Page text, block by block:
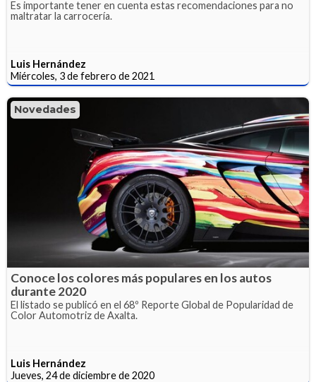
Es importante tener en cuenta estas recomendaciones para no
maltratar la carrocería.
Luis Hernández
Miércoles, 3 de febrero de 2021
Novedades
Conoce los colores más populares en los autos
durante 2020
El listado se publicó en el 68º Reporte Global de Popularidad de
Color Automotriz de Axalta.
Luis Hernández
Jueves, 24 de diciembre de 2020